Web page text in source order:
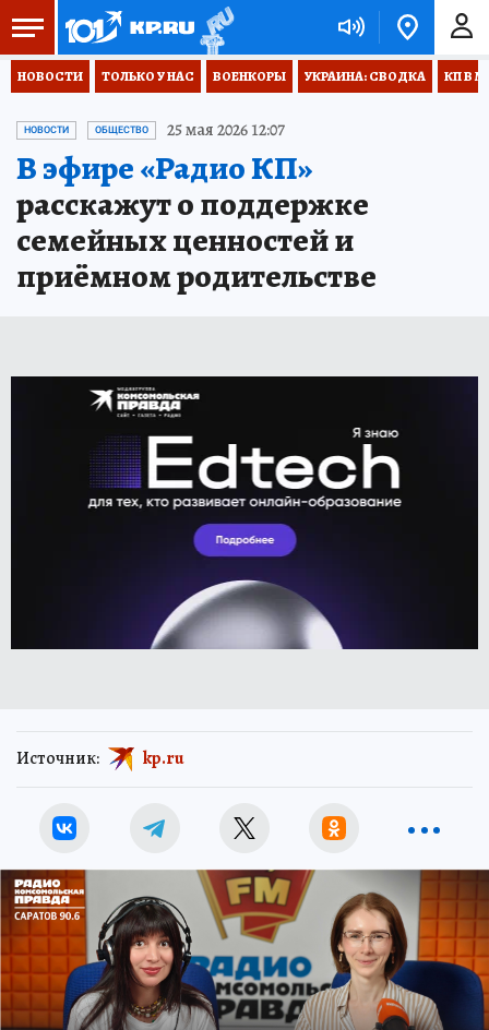
НОВОСТИ ТОЛЬКО У НАС ВОЕНКОРЫ УКРАИНА: СВОДКА КП В
НОВОСТИ ОБЩЕСТВО 25 мая 2026 12:07
В эфире «Радио КП»
расскажут о поддержке
семейных ценностей и
приёмном родительстве
Источник: kp.ru